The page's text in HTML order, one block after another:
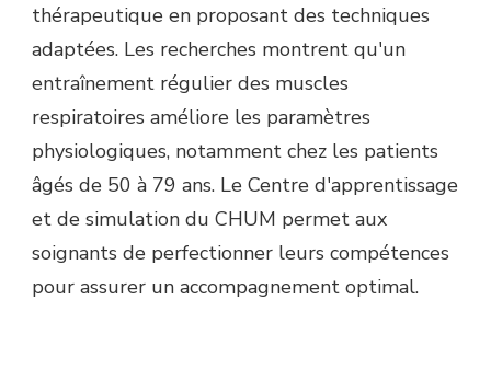
thérapeutique en proposant des techniques
adaptées. Les recherches montrent qu'un
entraînement régulier des muscles
respiratoires améliore les paramètres
physiologiques, notamment chez les patients
âgés de 50 à 79 ans. Le Centre d'apprentissage
et de simulation du CHUM permet aux
soignants de perfectionner leurs compétences
pour assurer un accompagnement optimal.